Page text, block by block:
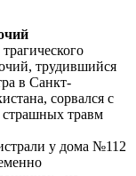
трудившийся
в Санкт-
сорвался с
травм
у дома №112